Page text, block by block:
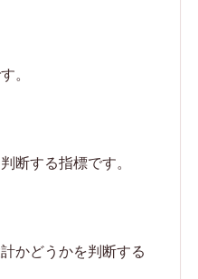
。
断する指標です。
かどうかを判断する